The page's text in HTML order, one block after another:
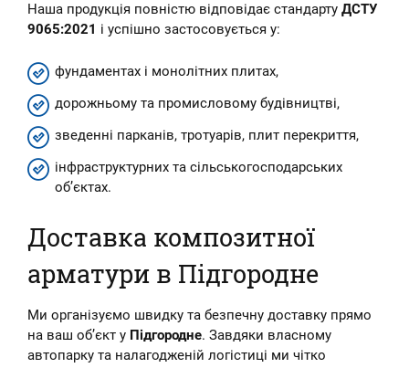
Наша продукція повністю відповідає стандарту ДСТУ
9065:2021 і успішно застосовується у:
фундаментах і монолітних плитах,
дорожньому та промисловому будівництві,
зведенні парканів, тротуарів, плит перекриття,
інфраструктурних та сільськогосподарських
об’єктах.
Доставка композитної
арматури в Підгородне
Ми організуємо швидку та безпечну доставку прямо
на ваш об’єкт у Підгородне. Завдяки власному
автопарку та налагодженій логістиці ми чітко